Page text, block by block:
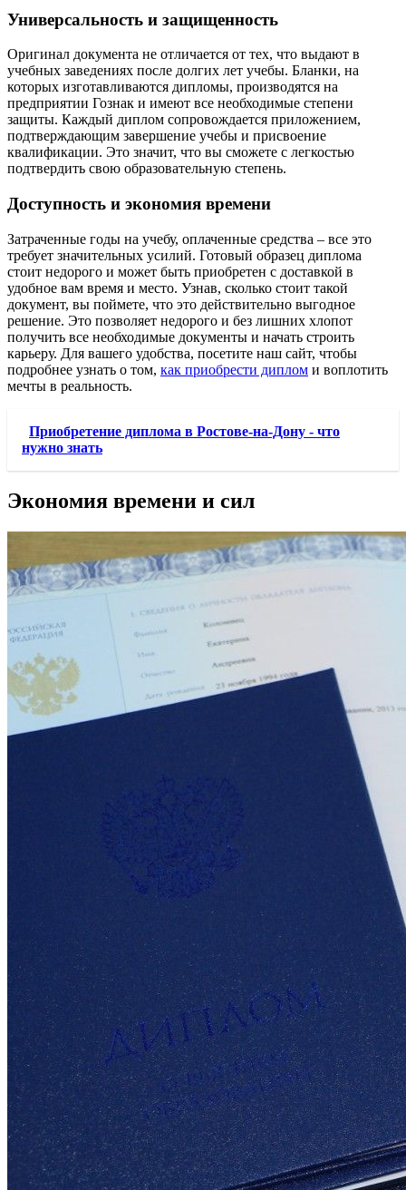
Универсальность и защищенность
Оригинал документа не отличается от тех, что выдают в
учебных заведениях после долгих лет учебы. Бланки, на
которых изготавливаются дипломы, производятся на
предприятии Гознак и имеют все необходимые степени
защиты. Каждый диплом сопровождается приложением,
подтверждающим завершение учебы и присвоение
квалификации. Это значит, что вы сможете с легкостью
подтвердить свою образовательную степень.
Доступность и экономия времени
Затраченные годы на учебу, оплаченные средства – все это
требует значительных усилий. Готовый образец диплома
стоит недорого и может быть приобретен с доставкой в
удобное вам время и место. Узнав, сколько стоит такой
документ, вы поймете, что это действительно выгодное
решение. Это позволяет недорого и без лишних хлопот
получить все необходимые документы и начать строить
карьеру. Для вашего удобства, посетите наш сайт, чтобы
подробнее узнать о том, как приобрести диплом и воплотить
мечты в реальность.
Приобретение диплома в Ростове-на-Дону - что
нужно знать
Экономия времени и сил